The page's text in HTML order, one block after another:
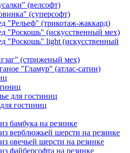
(велсофт)
(суперсофт)
"Рельеф" (трикотаж-жаккард)
"Роскошь" (искусственный мех)
"Роскошь" light (искусственный
(стриженый мех)
"Гламур" (атлас-сатин)
для гостиниц
гостиниц
бамбука на резинке
верблюжьей шерсти на резинке
овечьей шерсти на резинке
файберсофта на резинке